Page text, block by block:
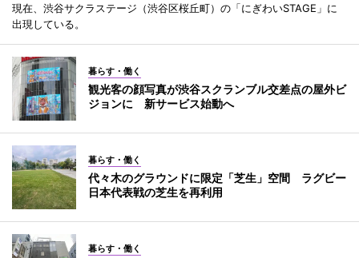
現在、渋谷サクラステージ（渋谷区桜丘町）の「にぎわいSTAGE」に
出現している。
暮らす・働く
観光客の顔写真が渋谷スクランブル交差点の屋外ビ
ジョンに 新サービス始動へ
暮らす・働く
代々木のグラウンドに限定「芝生」空間 ラグビー
日本代表戦の芝生を再利用
暮らす・働く